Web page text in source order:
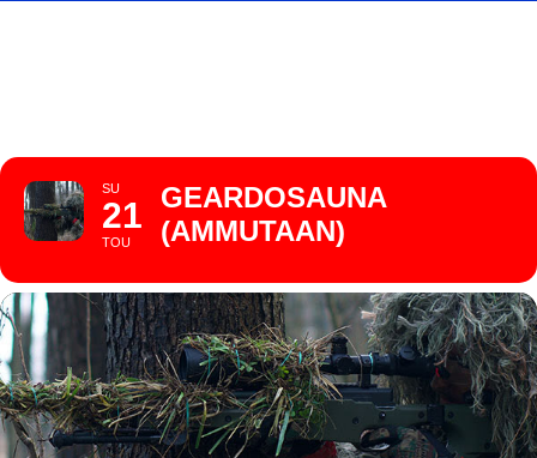
SU
21
TOU
GEARDOSAUNA
(AMMUTAAN)